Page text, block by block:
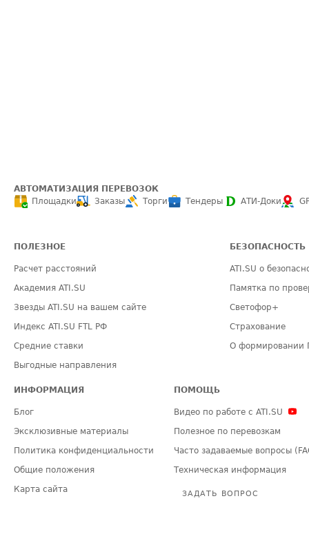
АВТОМАТИЗАЦИЯ ПЕРЕВОЗОК
Площадки
Заказы Торги Тендеры АТИ-Доки
ПОЛЕЗНОЕ
Расчет расстояний
Академия ATI.SU
Звезды ATI.SU на вашем сайте
Индекс ATI.SU FTL РФ
Средние ставки
Выгодные направления
БЕЗОПАСНОСТЬ
ATI.SU о
Памятка по
Светофор+
Страхование
О формировании
ИНФОРМАЦИЯ
Блог
Эксклюзивные материалы
Политика конфиденциальности
Общие положения
Карта сайта
ПОМОЩЬ
Видео по работе с ATI.SU
Полезное по перевозкам
Часто задаваемые вопросы
Техническая информация
ЗАДАТЬ ВОПРОС